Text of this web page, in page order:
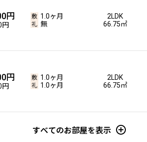
円
1.0ヶ月
無
2LDK
66.75㎡
円
1.0ヶ月
1.0ヶ月
2LDK
66.75㎡
すべてのお部屋を表示